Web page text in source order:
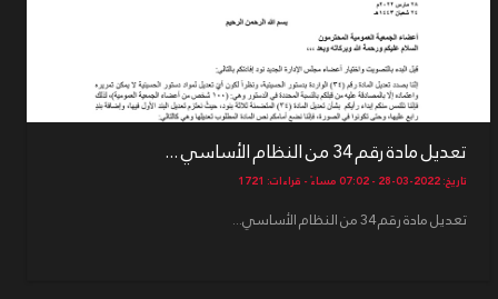
تعديل مادة رقم 34 من النظام الأساسي ...
تاريخ: 2022-03-28 - 07:02 مساءً - قراءات: 1721
تعديل مادة رقم 34 من النظام الأساسي...